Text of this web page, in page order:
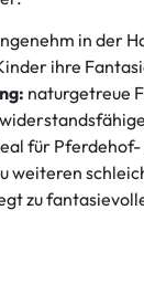
in der
ihre
naturgetreue
für Pferdehof-
weiteren
zu